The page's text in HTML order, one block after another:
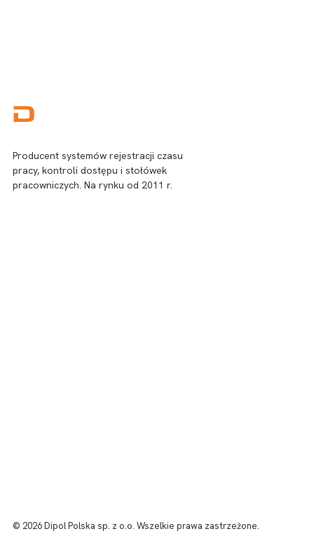
Producent systemów rejestracji czasu
pracy, kontroli dostępu i stołówek
pracowniczych. Na rynku od 2011 r.
© 2026 Dipol Polska sp. z o.o. Wszelkie prawa zastrzeżone.